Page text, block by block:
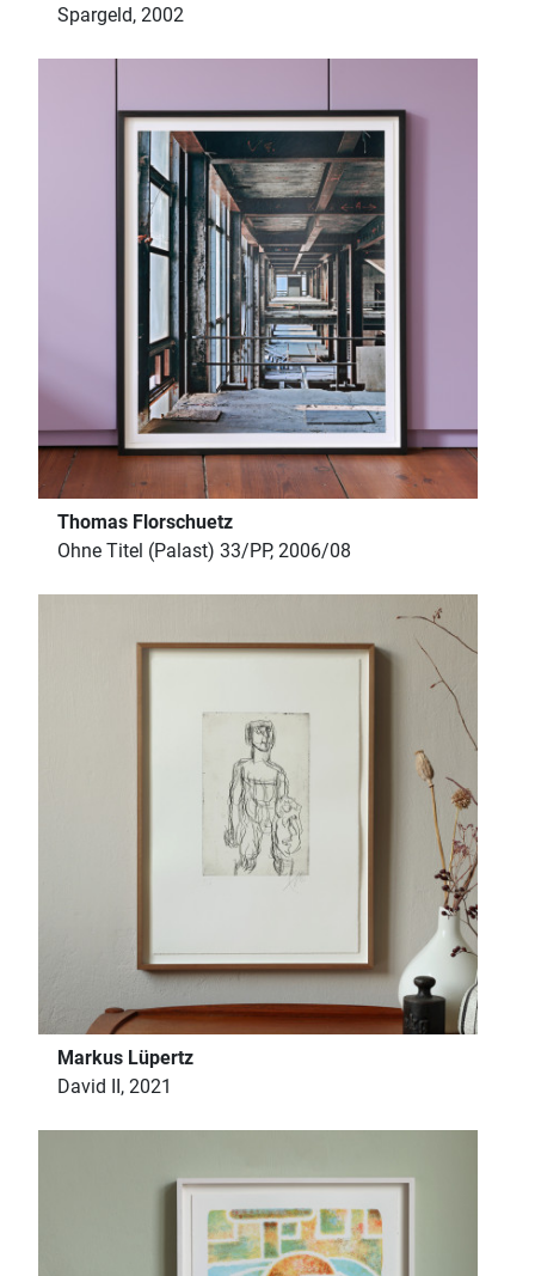
Spargeld, 2002
Thomas Florschuetz
Ohne Titel (Palast) 33/PP, 2006/08
Markus Lüpertz
David II, 2021